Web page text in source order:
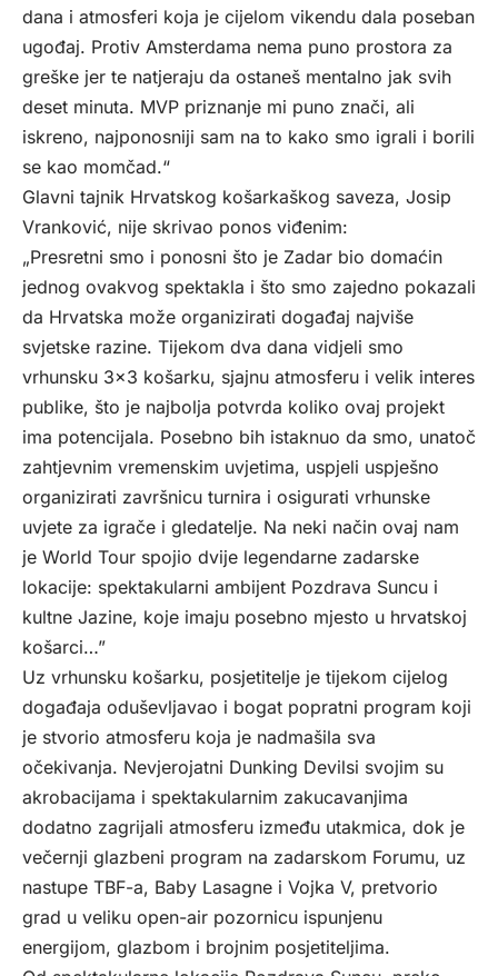
dana i atmosferi koja je cijelom vikendu dala poseban
ugođaj. Protiv Amsterdama nema puno prostora za
greške jer te natjeraju da ostaneš mentalno jak svih
deset minuta. MVP priznanje mi puno znači, ali
iskreno, najponosniji sam na to kako smo igrali i borili
se kao momčad.“
Glavni tajnik Hrvatskog košarkaškog saveza, Josip
Vranković, nije skrivao ponos viđenim:
„Presretni smo i ponosni što je Zadar bio domaćin
jednog ovakvog spektakla i što smo zajedno pokazali
da Hrvatska može organizirati događaj najviše
svjetske razine. Tijekom dva dana vidjeli smo
vrhunsku 3×3 košarku, sjajnu atmosferu i velik interes
publike, što je najbolja potvrda koliko ovaj projekt
ima potencijala. Posebno bih istaknuo da smo, unatoč
zahtjevnim vremenskim uvjetima, uspjeli uspješno
organizirati završnicu turnira i osigurati vrhunske
uvjete za igrače i gledatelje. Na neki način ovaj nam
je World Tour spojio dvije legendarne zadarske
lokacije: spektakularni ambijent Pozdrava Suncu i
kultne Jazine, koje imaju posebno mjesto u hrvatskoj
košarci…”
Uz vrhunsku košarku, posjetitelje je tijekom cijelog
događaja oduševljavao i bogat popratni program koji
je stvorio atmosferu koja je nadmašila sva
očekivanja. Nevjerojatni Dunking Devilsi svojim su
akrobacijama i spektakularnim zakucavanjima
dodatno zagrijali atmosferu između utakmica, dok je
večernji glazbeni program na zadarskom Forumu, uz
nastupe TBF-a, Baby Lasagne i Vojka V, pretvorio
grad u veliku open-air pozornicu ispunjenu
energijom, glazbom i brojnim posjetiteljima.